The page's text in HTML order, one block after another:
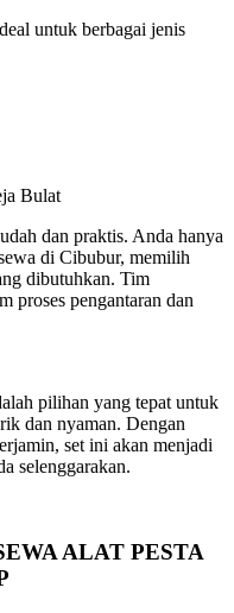
untuk berbagai jenis
dan praktis. Anda hanya
di Cibubur, memilih
dibutuhkan. Tim
proses pengantaran dan
pilihan yang tepat untuk
dan nyaman. Dengan
set ini akan menjadi
selenggarakan.
ALAT PESTA